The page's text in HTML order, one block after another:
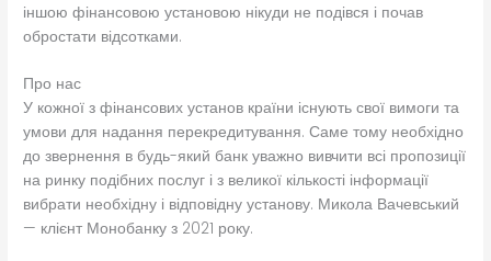
іншою фінансовою установою нікуди не подівся і почав
обростати відсотками.
Про нас
У кожної з фінансових установ країни існують свої вимоги та
умови для надання перекредитування. Саме тому необхідно
до звернення в будь-який банк уважно вивчити всі пропозиції
на ринку подібних послуг і з великої кількості інформації
вибрати необхідну і відповідну установу. Микола Вачевський
— клієнт Монобанку з 2021 року.